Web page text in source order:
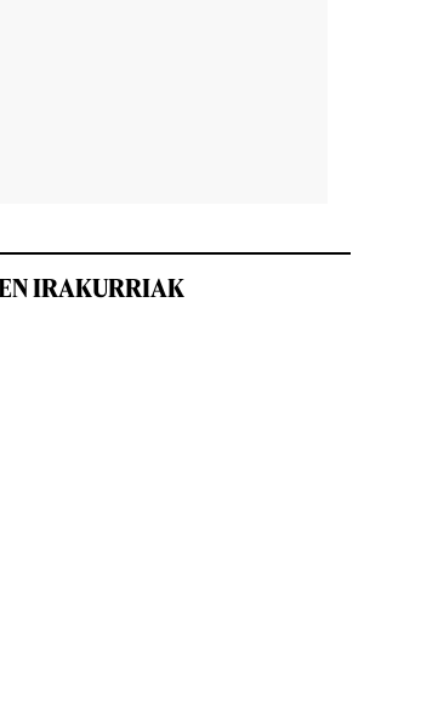
IRAKURRIAK